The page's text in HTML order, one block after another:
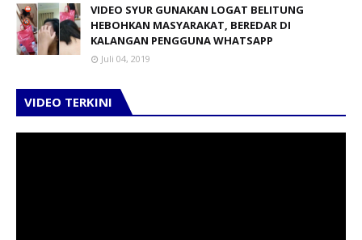
VIDEO SYUR GUNAKAN LOGAT BELITUNG
HEBOHKAN MASYARAKAT, BEREDAR DI
KALANGAN PENGGUNA WHATSAPP
Juli 04, 2019
VIDEO TERKINI